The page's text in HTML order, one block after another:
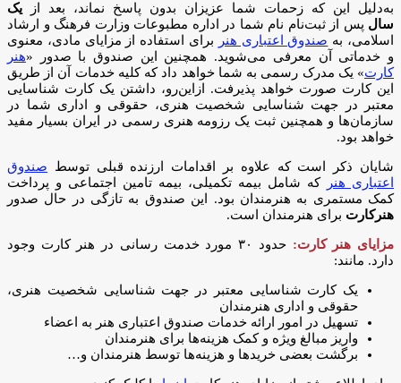
به‌دلیل این که زحمات شما عزیزان بدون پاسخ نماند، بعد از یک
سال پس از ثبت‌نام نام شما در اداره مطبوعات وزارت فرهنگ و ارشاد
اسلامی، به صندوق اعتباری هنر
برای استفاده از مزایای مادی، معنوی
و خدماتی آن معرفی می‌شوید. همچنین این صندوق با صدور «هنر
کارت» یک مدرک رسمی به شما خواهد داد که کلیه خدمات آن از طریق
این کارت صورت خواهد پذیرفت. ازاین‌رو، داشتن یک کارت شناسایی
معتبر در جهت شناسایی شخصیت هنری، حقوقی و اداری شما در
سازمان‌ها و همچنین ثبت یک رزومه هنری رسمی در ایران بسیار مفید
خواهد بود.
شایان ذکر است که علاوه بر اقدامات ارزنده قبلی توسط صندوق
اعتباری هنر
که شامل بیمه تکمیلی، بیمه تامین اجتماعی و پرداخت
کمک مستمری به هنرمندان بود. این صندوق به تازگی در حال صدور
هنرکارت برای هنرمندان است.
مزایای هنر کارت:
حدود ۳۰ مورد خدمت رسانی در هنر کارت وجود
دارد. مانند:
یک کارت شناسایی معتبر در جهت شناسایی شخصیت هنری،
حقوقی و اداری هنرمندان
تسهیل در امور ارائه خدمات صندوق اعتباری هنر به اعضاء
واریز مبالغ ویژه و کمک هزینه‌ها برای هنرمندان
برگشت بعضی خریدها و هزینه‌ها توسط هنرمندان و…